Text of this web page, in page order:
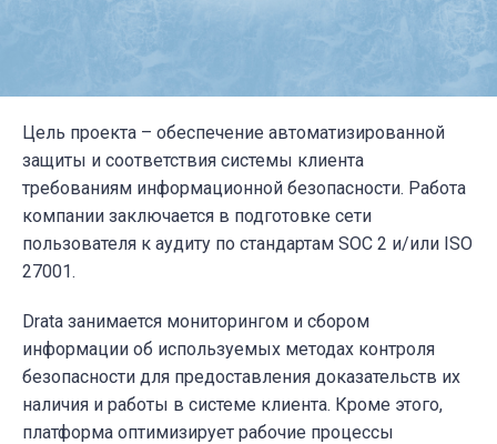
Цель проекта – обеспечение автоматизированной
защиты и соответствия системы клиента
требованиям информационной безопасности. Работа
компании заключается в подготовке сети
пользователя к аудиту по стандартам SOC 2 и/или ISO
27001.
Drata занимается мониторингом и сбором
информации об используемых методах контроля
безопасности для предоставления доказательств их
наличия и работы в системе клиента. Кроме этого,
платформа оптимизирует рабочие процессы